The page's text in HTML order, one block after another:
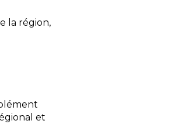
la région,
et